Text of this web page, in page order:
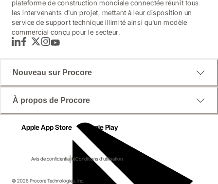
plateforme de construction mondiale connectée réunit tous
les intervenants d'un projet, mettant à leur disposition un
service de support technique illimité ainsi qu'un modèle
commercial conçu pour le secteur.
LinkedInFacebook
TwitterInstagram
YouTube
Nouveau sur Procore
À propos de Procore
Apple App Store Google Play
Avis de confidentialitéConditions d'utilisation
© 2026 Procore Technologies, Inc.